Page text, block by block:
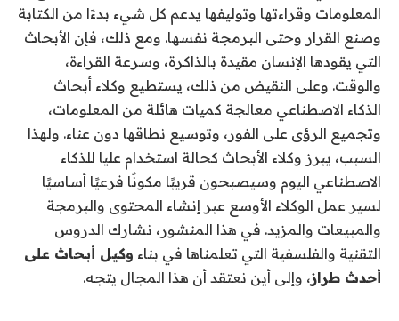
المعلومات وقراءتها وتوليفها يدعم كل شيء بدءًا من الكتابة
وصنع القرار وحتى البرمجة نفسها. ومع ذلك، فإن الأبحاث
التي يقودها الإنسان مقيدة بالذاكرة، وسرعة القراءة،
والوقت. وعلى النقيض من ذلك، يستطيع وكلاء أبحاث
الذكاء الاصطناعي معالجة كميات هائلة من المعلومات،
وتجميع الرؤى على الفور، وتوسيع نطاقها دون عناء. ولهذا
السبب، يبرز وكلاء الأبحاث كحالة استخدام عليا للذكاء
الاصطناعي اليوم وسيصبحون قريبًا مكونًا فرعيًا أساسيًا
لسير عمل الوكلاء الأوسع عبر إنشاء المحتوى والبرمجة
والمبيعات والمزيد. في هذا المنشور، نشارك الدروس
التقنية والفلسفية التي تعلمناها في بناء وكيل أبحاث على
أحدث طراز، وإلى أين نعتقد أن هذا المجال يتجه.